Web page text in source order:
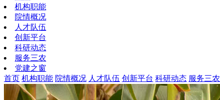
机构职能
院情概况
人才队伍
创新平台
科研动态
服务三农
党建之窗
首页 机构职能 院情概况 人才队伍 创新平台 科研动态 服务三农